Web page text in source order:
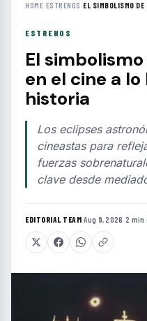
HOME›ESTRENOS ›EL SIMBOLISMO
ESTRENOS
El
en el cine a
historia
Los eclipses
cineastas para
fuerzas
clave desde
EDITORIAL TEAM·Aug 9, 2026 ·2 min